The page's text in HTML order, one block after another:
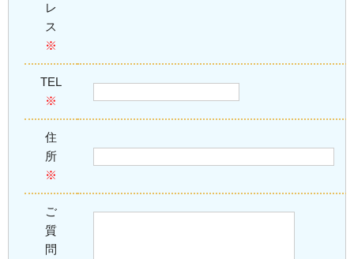
レ
ス
※
TEL
※
住
所
※
ご
質
問